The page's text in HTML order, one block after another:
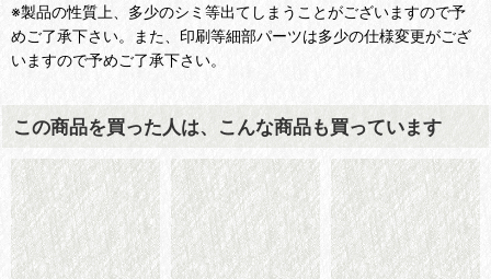
※製品の性質上、多少のシミ等出てしまうことがございますので予
めご了承下さい。また、印刷等細部パーツは多少の仕様変更がござ
いますので予めご了承下さい。
この商品を買った人は、こんな商品も買っています